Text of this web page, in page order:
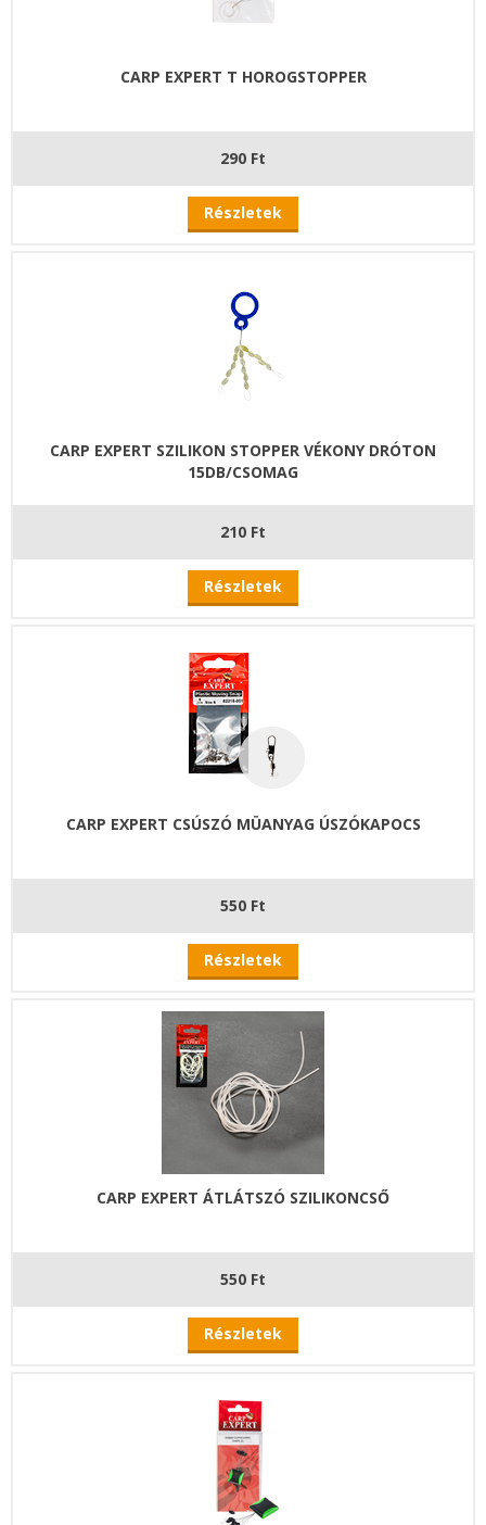
CARP EXPERT T HOROGSTOPPER
290 Ft
Részletek
CARP EXPERT SZILIKON STOPPER VÉKONY DRÓTON
15DB/CSOMAG
210 Ft
Részletek
CARP EXPERT CSÚSZÓ MÜANYAG ÚSZÓKAPOCS
550 Ft
Részletek
CARP EXPERT ÁTLÁTSZÓ SZILIKONCSŐ
550 Ft
Részletek